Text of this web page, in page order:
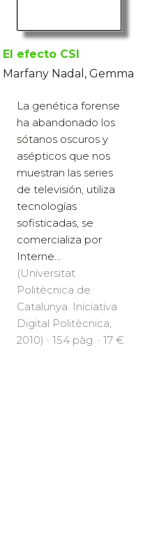
El efecto CSI
Marfany Nadal, Gemma
La genética forense
ha abandonado los
sótanos oscuros y
asépticos que nos
muestran las series
de televisión, utiliza
tecnologías
sofisticadas, se
comercializa por
Interne...
(Universitat
Politècnica de
Catalunya. Iniciativa
Digital Politècnica,
2010) · 154 pàg. · 17 €